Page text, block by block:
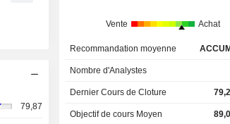
79,87
Vente Achat
Recommandation moyenne
Nombre d'Analystes
Dernier Cours de Cloture
Objectif de cours Moyen